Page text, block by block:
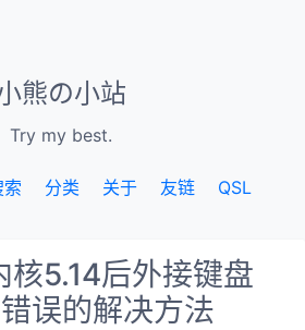
熊の小站
Try my best.
索 分类 关于 友链 QSL
5.14后外接键盘
误的解决方法